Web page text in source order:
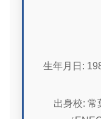
生年月日:
出身校: